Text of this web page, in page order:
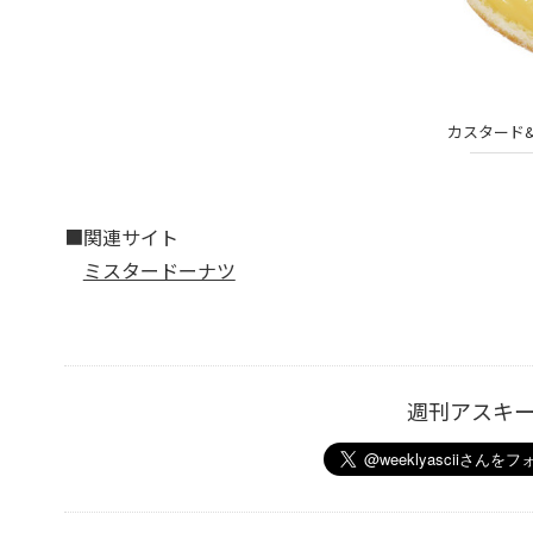
カスタード
■関連サイト
ミスタードーナツ
週刊アスキ